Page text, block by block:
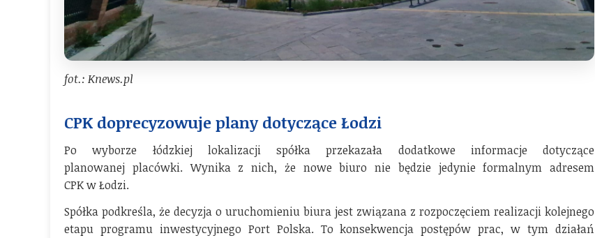
fot.: Knews.pl
CPK doprecyzowuje plany dotyczące Łodzi
Po wyborze łódzkiej lokalizacji spółka przekazała dodatkowe informacje dotyczące
planowanej placówki. Wynika z nich, że nowe biuro nie będzie jedynie formalnym adresem
CPK w Łodzi.
Spółka podkreśla, że decyzja o uruchomieniu biura jest związana z rozpoczęciem realizacji kolejnego
etapu programu inwestycyjnego Port Polska. To konsekwencja postępów prac, w tym działań